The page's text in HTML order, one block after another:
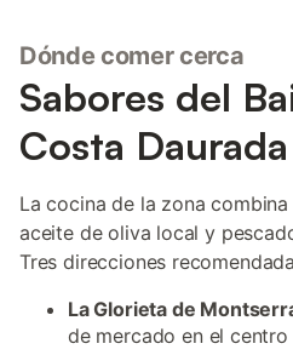
Dónde comer cerca
Sabores del
Costa Daurada
La cocina de la zona
aceite de oliva local y
Tres direcciones
La Glorieta de
de mercado en el centro